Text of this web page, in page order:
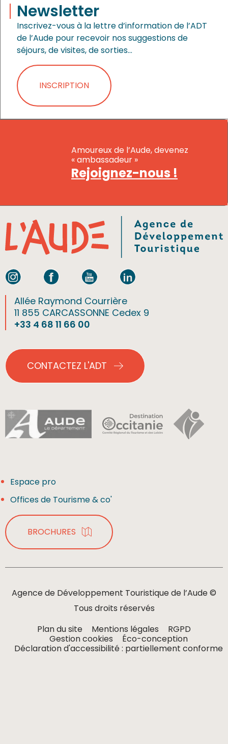
Newsletter
Inscrivez-vous à la lettre d’information de l’ADT
de l’Aude pour recevoir nos suggestions de
séjours, de visites, de sorties…
INSCRIPTION
Amoureux de l’Aude, devenez
« ambassadeur »
Rejoignez-nous !
Allée Raymond Courrière
11 855 CARCASSONNE Cedex 9
+33 4 68 11 66 00
CONTACTEZ L'ADT
Espace pro
Offices de Tourisme & co'
BROCHURES
Agence de Développement Touristique de l’Aude ©
Tous droits réservés
Plan du site
Mentions légales
RGPD
Gestion cookies
Éco-conception
Déclaration d'accessibilité : partiellement conforme